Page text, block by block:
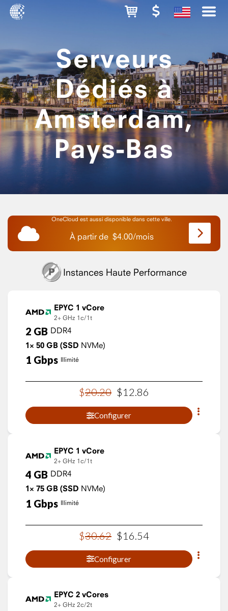
Serveurs
Dédiés à
Amsterdam,
Pays-Bas
OneCloud est aussi disponible dans cette ville.
À partir de $4.00/mois
Instances Haute Performance
EPYC 1 vCore
2+ GHz 1c/1t
2 GB DDR4
1× 50 GB (SSD NVMe)
1 Gbps Illimité
$20.20 $12.86
Configurer
EPYC 1 vCore
2+ GHz 1c/1t
4 GB DDR4
1× 75 GB (SSD NVMe)
1 Gbps Illimité
$30.62 $16 54
Configurer
EPYC 2 vCores
2+ GHz 2c/2t